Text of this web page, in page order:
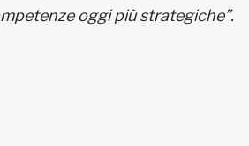
oggi più strategiche”.